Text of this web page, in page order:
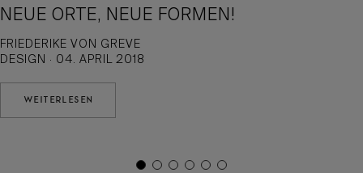
NEUE ORTE, NEUE FORMEN!
FRIEDERIKE VON GREVE
DESIGN · 04. APRIL 2018
WEITERLESEN